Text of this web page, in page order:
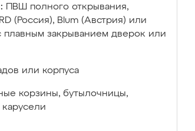
ПВШ полного открывания,
(Россия), Blum (Австрия) или
плавным закрыванием дверок или
или корпуса
корзины, бутылочницы,